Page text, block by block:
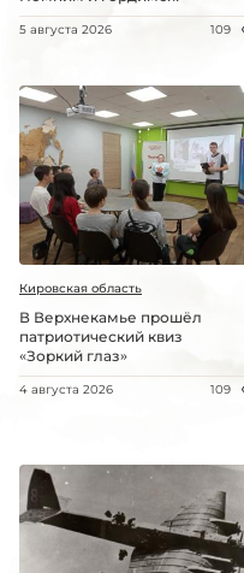
5 августа 2026 109
Кировская область
В Верхнекамье прошёл
патриотический квиз
«Зоркий глаз»
4 августа 2026 109